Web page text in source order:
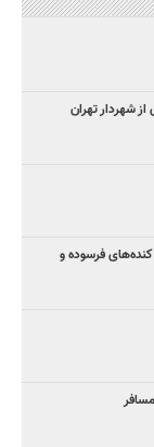
از شهردار تهران
فرسوده و